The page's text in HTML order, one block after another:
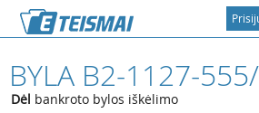
BYLA B2-1127-
Dėl bankroto bylos iškėlimo